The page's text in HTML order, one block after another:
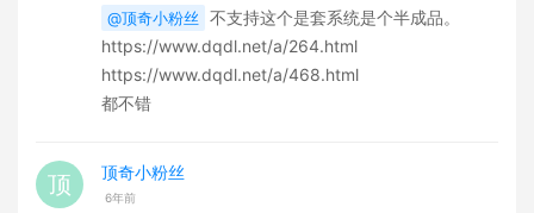
@顶奇小粉丝
不支持这个是套系统是个半成品。
https://www.dqdl.net/a/264.html
https://www.dqdl.net/a/468.html
都不错
顶奇小粉丝
6年前